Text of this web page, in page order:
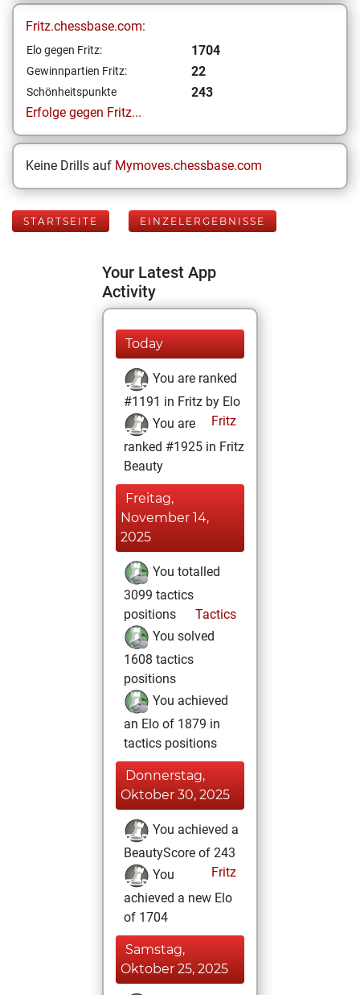
Fritz.chessbase.com:
Elo gegen Fritz: 1704
Gewinnpartien Fritz: 22
Schönheitspunkte
243
Erfolge gegen Fritz...
Keine Drills auf Mymoves.chessbase.com
STARTSEITE EINZELERGEBNISSE
Your Latest App
Activity
Today
You are ranked
#1191 in Fritz by Elo
Fritz
You are
ranked #1925 in Fritz
Beauty
Freitag,
November 14,
2025
You totalled
3099 tactics
positions
Tactics
You solved
1608 tactics
positions
You achieved
an Elo of 1879 in
tactics positions
Donnerstag,
Oktober 30, 2025
You achieved a
BeautyScore of 243
Fritz
You
achieved a new Elo
of 1704
Samstag,
Oktober 25, 2025